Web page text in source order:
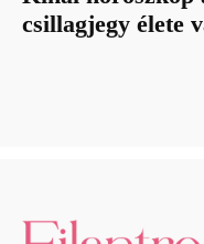
csillagjegy élete